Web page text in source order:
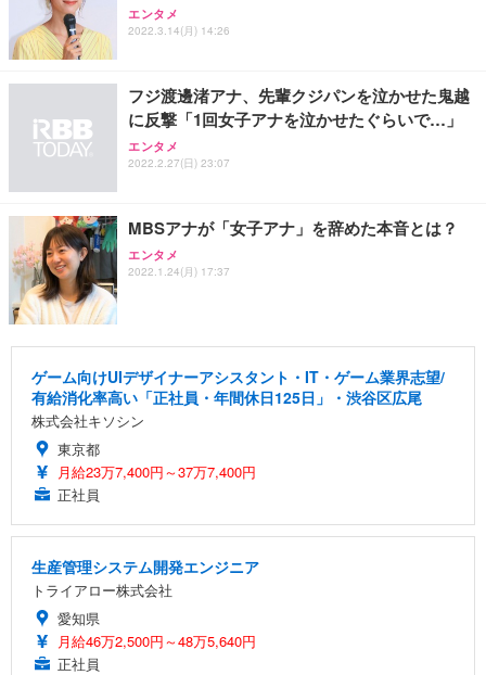
エンタメ
2022.3.14(月) 14:26
フジ渡邊渚アナ、先輩クジパンを泣かせた鬼越
に反撃「1回女子アナを泣かせたぐらいで…」
エンタメ
2022.2.27(日) 23:07
MBSアナが「女子アナ」を辞めた本音とは？
エンタメ
2022.1.24(月) 17:37
ゲーム向けUIデザイナーアシスタント・IT・ゲーム業界志望/
有給消化率高い「正社員・年間休日125日」・渋谷区広尾
株式会社キソシン
東京都
月給23万7,400円～37万7,400円
正社員
生産管理システム開発エンジニア
トライアロー株式会社
愛知県
月給46万2,500円～48万5,640円
正社員